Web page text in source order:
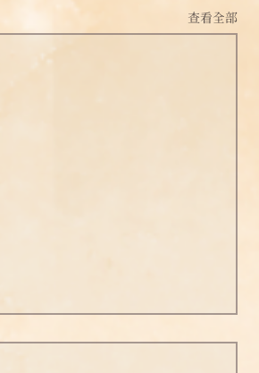
查看全部
《觀世音菩薩往生淨土本緣